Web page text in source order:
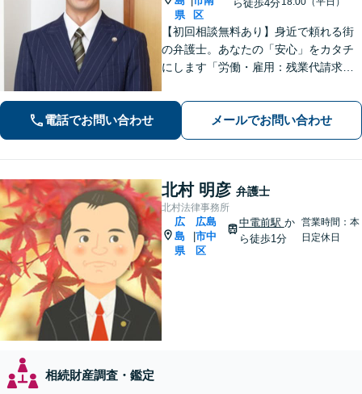
県
区
ら徒歩4分
【初回相談無料あり】身近で頼れる街
の弁護士。あなたの「安心」をカタチ
にします「労働・雇用：残業代請求、
実績が豊富」「不動産：不動産を相続
すべきか、放棄すべきか冷静に判断で
きるようサポートいたします」【広島
電話でお問い合わせ メールでお問い合わせ
北村 明彦 弁護士
北村法律事務所
広
島
県
広島
市中
区
中電前駅 か
ら徒歩1分
営業時間：本
日定休日
相続財産調査・鑑定